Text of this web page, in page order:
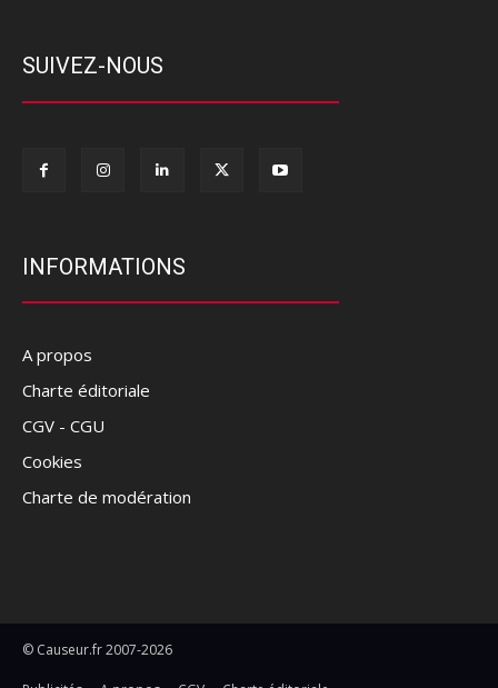
SUIVEZ-NOUS
INFORMATIONS
A propos
Charte éditoriale
CGV - CGU
Cookies
Charte de modération
© Causeur.fr 2007-2026